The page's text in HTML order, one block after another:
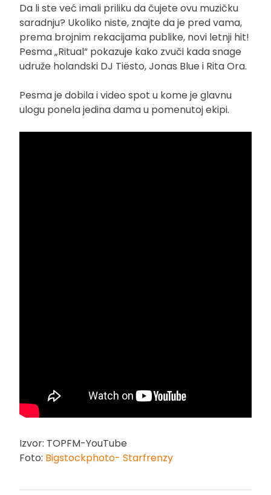
Da li ste već imali priliku da čujete ovu muzičku
saradnju? Ukoliko niste, znajte da je pred vama,
prema brojnim rekacijama publike, novi letnji hit!
Pesma „Ritual“ pokazuje kako zvuči kada snage
udruže holandski DJ Tiësto, Jonas Blue i Rita Ora.
Pesma je dobila i video spot u kome je glavnu
ulogu ponela jedina dama u pomenutoj ekipi.
Izvor: TOPFM-YouTube
Foto: Bigstockphoto- Starfrenzy